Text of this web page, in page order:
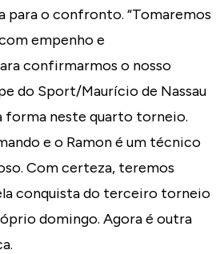
para o confronto. “Tomaremos
empenho e
confirmarmos o nosso
do Sport/Maurício de Nassau
forma neste quarto torneio.
e o Ramon é um técnico
Com certeza, teremos
conquista do terceiro torneio
domingo. Agora é outra